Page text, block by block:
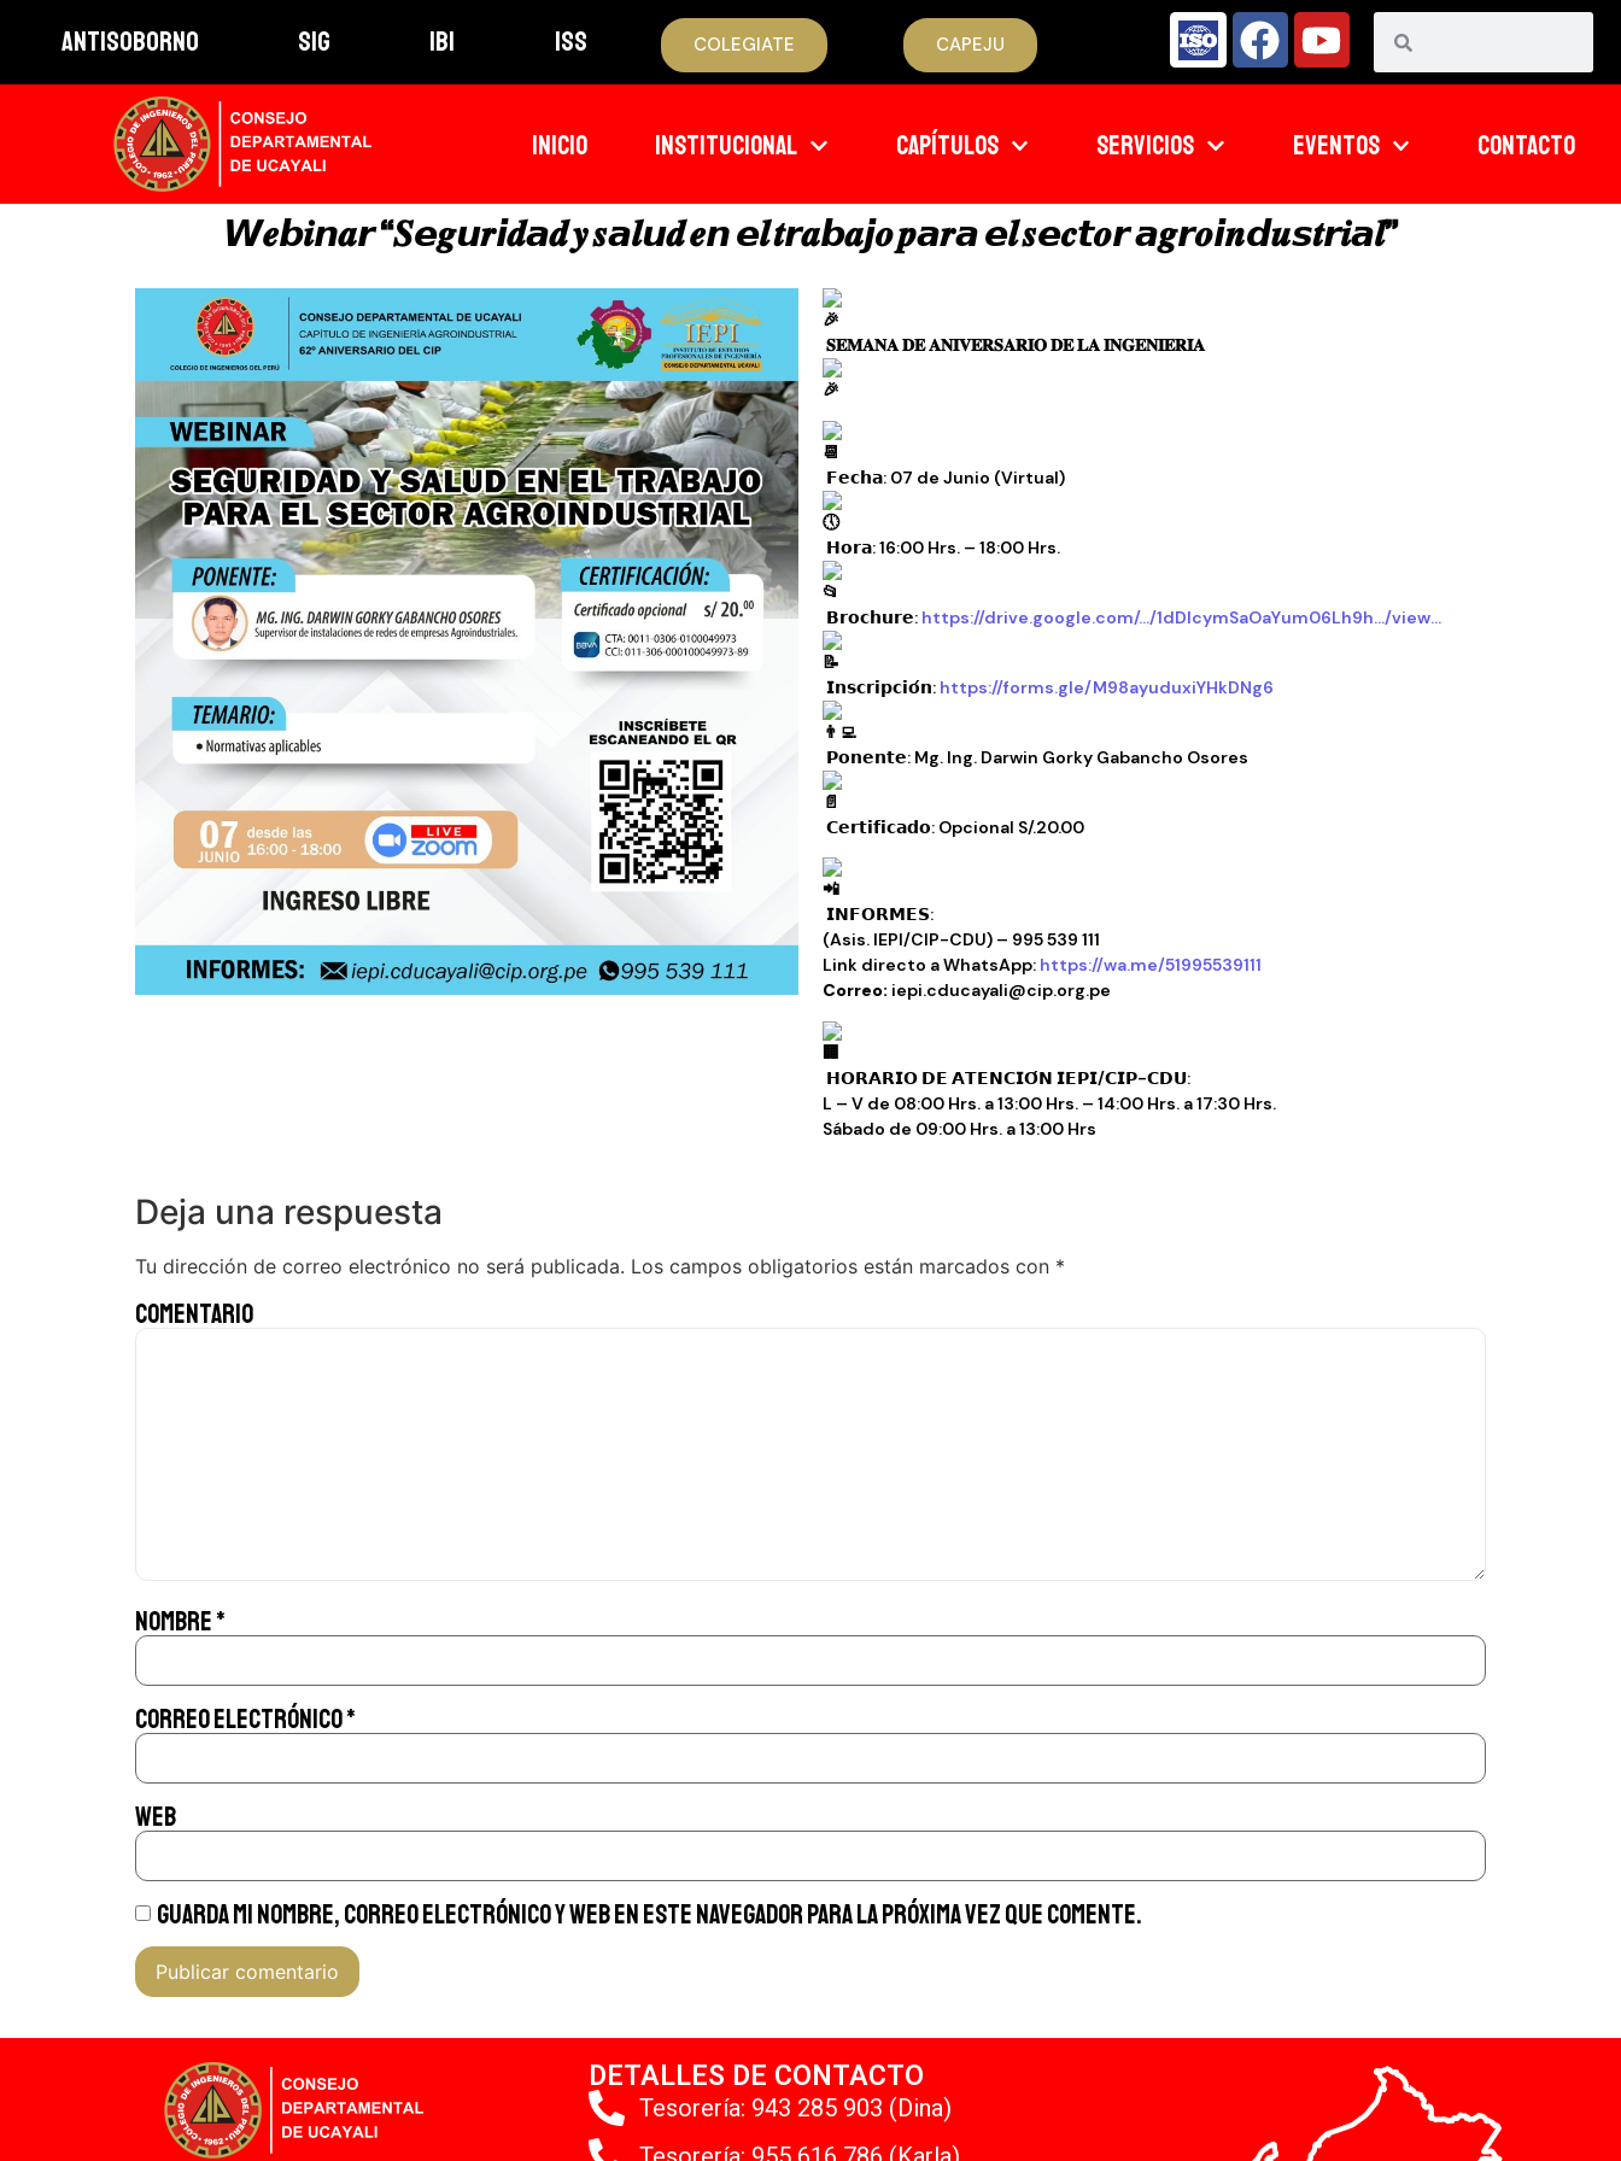
ANTISOBORNO SIG IBI ISS COLEGIATE CAPEJU
INICIO INSTITUCIONAL CAPÍTULOS SERVICIOS EVENTOS CONTACTO
𝙒𝒆𝙗𝒊𝙣𝒂𝙧 “𝑺𝙚𝒈𝙪𝒓𝙞𝒅𝙖𝒅 𝒚 𝒔𝙖𝒍𝙪𝒅 𝒆𝙣 𝙚𝒍 𝒕𝙧𝒂𝙗𝒂𝙟𝒐 𝒑𝙖𝒓𝙖 𝙚𝒍 𝒔𝙚𝒄𝙩𝒐𝙧 𝙖𝒈𝙧𝒐𝙞𝒏𝙙𝒖𝙨𝒕𝙧𝒊𝙖𝒍”
𝐒𝐄𝐌𝐀𝐍𝐀 𝐃𝐄 𝐀𝐍𝐈𝐕𝐄𝐑𝐒𝐀𝐑𝐈𝐎 𝐃𝐄 𝐋𝐀 𝐈𝐍𝐆𝐄𝐍𝐈𝐄𝐑𝐈́𝐀
𝗙𝗲𝗰𝗵𝗮: 07 de Junio (Virtual)
𝗛𝗼𝗿𝗮: 16:00 Hrs. – 18:00 Hrs.
𝗕𝗿𝗼𝗰𝗵𝘂𝗿𝗲: https://drive.google.com/…/1dDlcymSaOaYum06Lh9h…/view…
𝗜𝗻𝘀𝗰𝗿𝗶𝗽𝗰𝗶𝗼́𝗻: https://forms.gle/M98ayuduxiYHkDNg6
𝗣𝗼𝗻𝗲𝗻𝘁𝗲: Mg. Ing. Darwin Gorky Gabancho Osores
𝗖𝗲𝗿𝘁𝗶𝗳𝗶𝗰𝗮𝗱𝗼: Opcional S/.20.00
𝗜𝗡𝗙𝗢𝗥𝗠𝗘𝗦:
(Asis. IEPI/CIP-CDU) – 995 539 111
Link directo a WhatsApp: https://wa.me/51995539111
Correo: iepi.cducayali@cip.org.pe
𝗛𝗢𝗥𝗔𝗥𝗜𝗢 𝗗𝗘 𝗔𝗧𝗘𝗡𝗖𝗜𝗢́𝗡 𝗜𝗘𝗣𝗜/𝗖𝗜𝗣-𝗖𝗗𝗨:
L – V de 08:00 Hrs. a 13:00 Hrs. – 14:00 Hrs. a 17:30 Hrs.
Sábado de 09:00 Hrs. a 13:00 Hrs
Deja una respuesta
Tu dirección de correo electrónico no será publicada. Los campos obligatorios están marcados con *
Comentario
Nombre*
Correo electrónico*
Web
Guarda mi nombre, correo electrónico y web en este navegador para la próxima vez que comente.
DETALLES DE CONTACTO
Tesorería: 943 285 903 (Dina)